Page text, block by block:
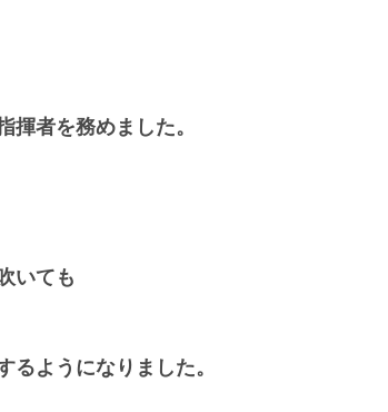
揮者を務めました。
いても
るようになりました。